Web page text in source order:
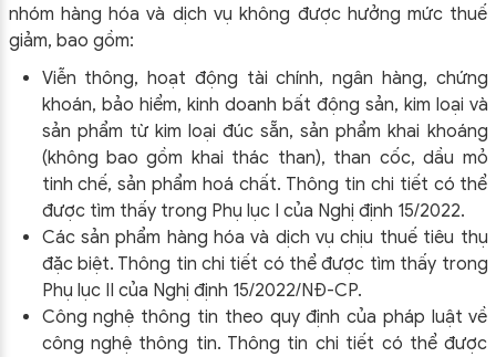
nhóm hàng hóa và dịch vụ không được hưởng mức thuế
giảm, bao gồm:
Viễn thông, hoạt động tài chính, ngân hàng, chứng
khoán, bảo hiểm, kinh doanh bất động sản, kim loại và
sản phẩm từ kim loại đúc sẵn, sản phẩm khai khoáng
(không bao gồm khai thác than), than cốc, dầu mỏ
tinh chế, sản phẩm hoá chất. Thông tin chi tiết có thể
được tìm thấy trong Phụ lục I của Nghị định 15/2022.
Các sản phẩm hàng hóa và dịch vụ chịu thuế tiêu thụ
đặc biệt. Thông tin chi tiết có thể được tìm thấy trong
Phụ lục II của Nghị định 15/2022/NĐ-CP.
Công nghệ thông tin theo quy định của pháp luật về
công nghệ thông tin. Thông tin chi tiết có thể được